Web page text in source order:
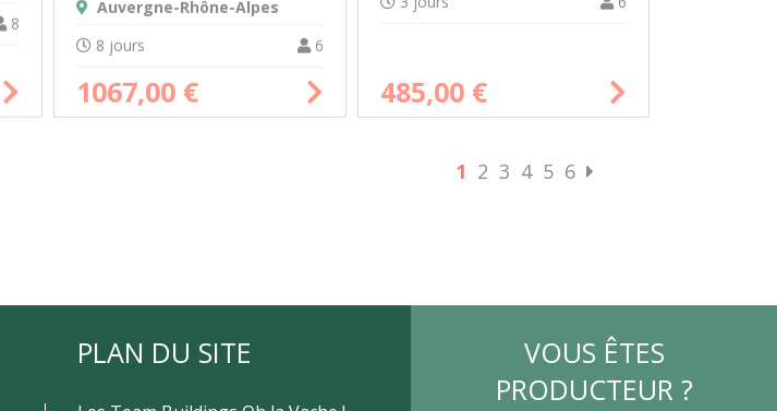
8
Auvergne-Rhône-Alpes
8 jours
6
1067,00 € 485,00 €
1 2 3 4 5 6
PLAN DU SITE
VOUS ÊTES
PRODUCTEUR ?